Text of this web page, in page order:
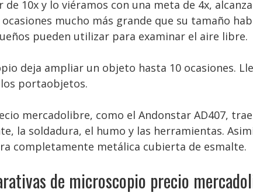
10x y lo viéramos con una meta de 4x,
mucho más grande que su tamaño
pueden utilizar para examinar el aire libre.
deja ampliar un objeto hasta 10 ocasiones.
portaobjetos.
mercadolibre, como el Andonstar AD407,
la soldadura, el humo y las herramientas.
completamente metálica cubierta de esmalte.
de microscopio precio